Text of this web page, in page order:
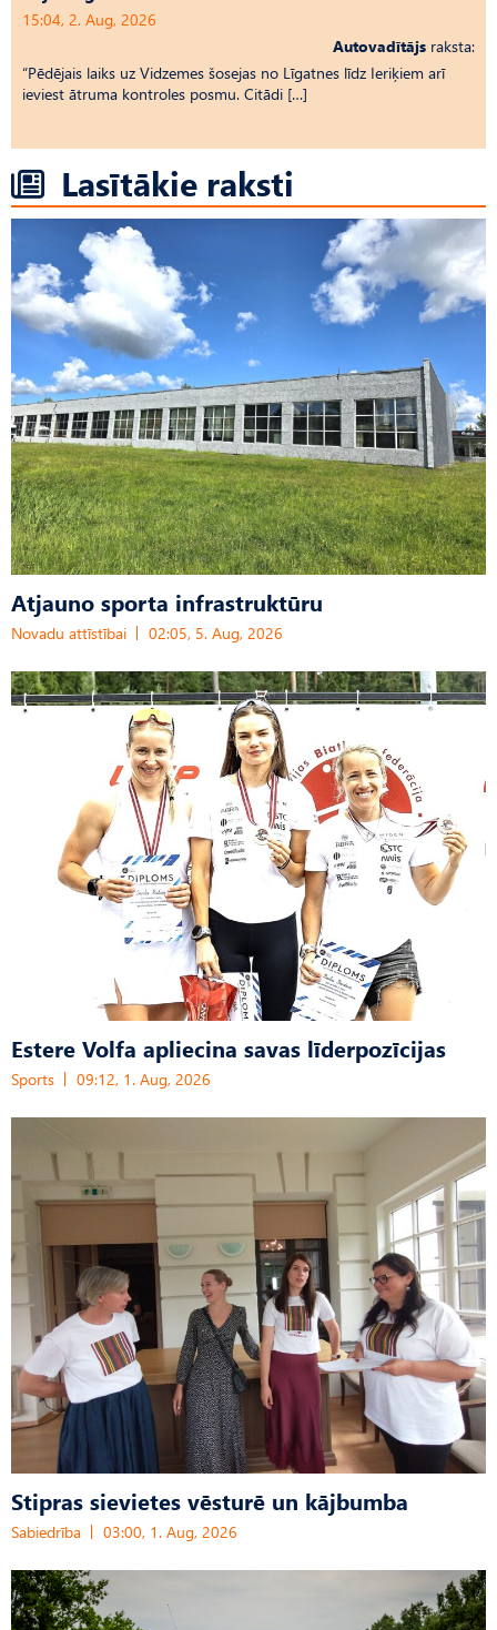
15:04, 2. Aug, 2026
Autovadītājs raksta:
“Pēdējais laiks uz Vid­ze­mes šosejas no Līgatnes līdz Ieriķiem arī
ieviest ātruma kontroles posmu. Citādi […]
Lasītākie raksti
Atjauno sporta infrastruktūru
Novadu attīstībai 02:05, 5. Aug, 2026
Estere Volfa apliecina savas līderpozīcijas
Sports 09:12, 1. Aug, 2026
Stipras sievietes vēsturē un kājbumba
Sabiedrība 03:00, 1. Aug, 2026